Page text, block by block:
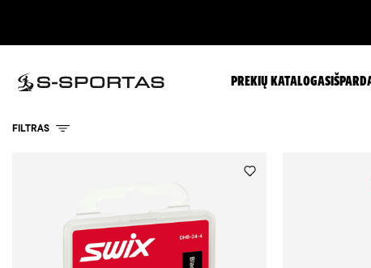
PREKIŲ KATALOGAS
FILTRAS